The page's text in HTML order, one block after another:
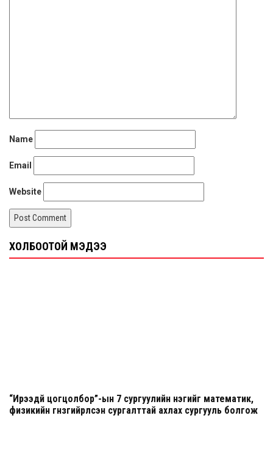
Name
Email
Website
ХОЛБООТОЙ МЭДЭЭ
“Ирээдүй цогцолбор”-ын 7 сургуулийн нэгийг математик,
физикийн гүнзгийрүүлсэн сургалттай ахлах сургууль болгож